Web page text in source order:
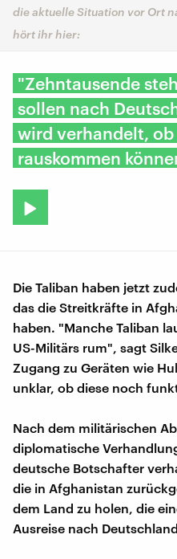
die aktuelle Situation vor Ort
hört ihr hier:
"Zehntausende
sollen nach
wird verhandelt,
rauskommen
Die Taliban haben jetzt
das die Streitkräfte in
haben. "Manche Taliban
US-Militärs rum", sagt
Zugang zu Geräten wie
unklar, ob diese noch
Nach dem militärischen
diplomatische
deutsche Botschafter
die in Afghanistan
dem Land zu holen, die
Ausreise nach